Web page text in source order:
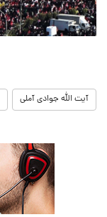
آیت الله جوادی آملی